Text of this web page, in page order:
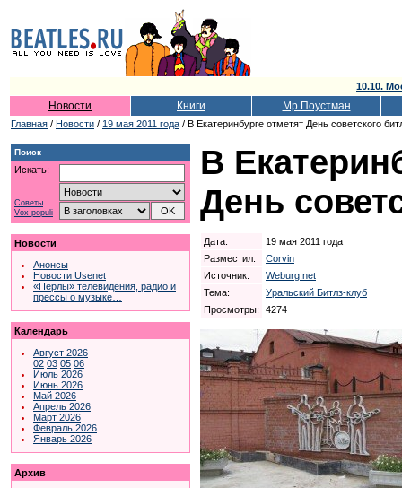
10.10.
Новости Книги Мр.Поустман
Главная / Новости / 19 мая 2011 года / В Екатеринбурге отметят День советского
Поиск
Искать:
Советы
Vox populi
Новости
Анонсы
Новости Usenet
«Перлы» телевидения, радио и
прессы о музыке…
Календарь
Август 2026
02 03 05 06
Июль 2026
Июнь 2026
Май 2026
Апрель 2026
Март 2026
Февраль 2026
Январь 2026
Архив
В
День
Дата:
19 мая 2011 года
Разместил:
Corvin
Источник:
Weburg.net
Тема:
Уральский Битлз-клуб
Просмотры:
4274